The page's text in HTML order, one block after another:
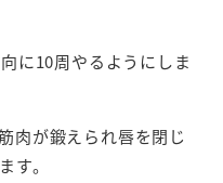
に10周やるようにしま
肉が鍛えられ唇を閉じ
す。